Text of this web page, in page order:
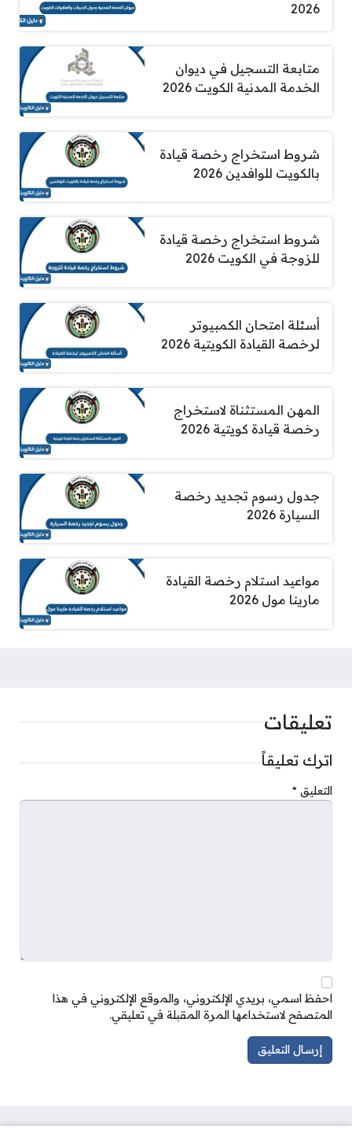
2026
متابعة التسجيل في ديوان
الخدمة المدنية الكويت 2026
شروط استخراج رخصة قيادة
بالكويت للوافدين 2026
شروط استخراج رخصة قيادة
للزوجة في الكويت 2026
أسئلة امتحان الكمبيوتر
لرخصة القيادة الكويتية 2026
المهن المستثناة لاستخراج
رخصة قيادة كويتية 2026
جدول رسوم تجديد رخصة
السيارة 2026
مواعيد استلام رخصة القيادة
مارينا مول 2026
تعليقات
اترك تعليقاً
التعليق *
احفظ اسمي، بريدي الإلكتروني، والموقع الإلكتروني في هذا
المتصفح لاستخدامها المرة المقبلة في تعليقي.